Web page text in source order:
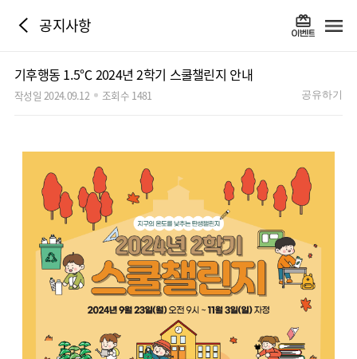
공지사항
기후행동 1.5℃ 2024년 2학기 스쿨챌린지 안내
작성일 2024.09.12 조회수 1481 공유하기